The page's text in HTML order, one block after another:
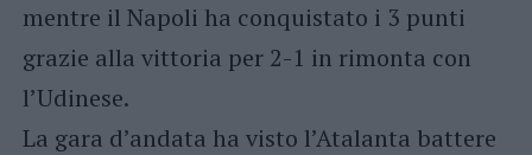
mentre il Napoli ha conquistato i 3 punti
grazie alla vittoria per 2-1 in rimonta con
l’Udinese.
La gara d’andata ha visto l’Atalanta battere